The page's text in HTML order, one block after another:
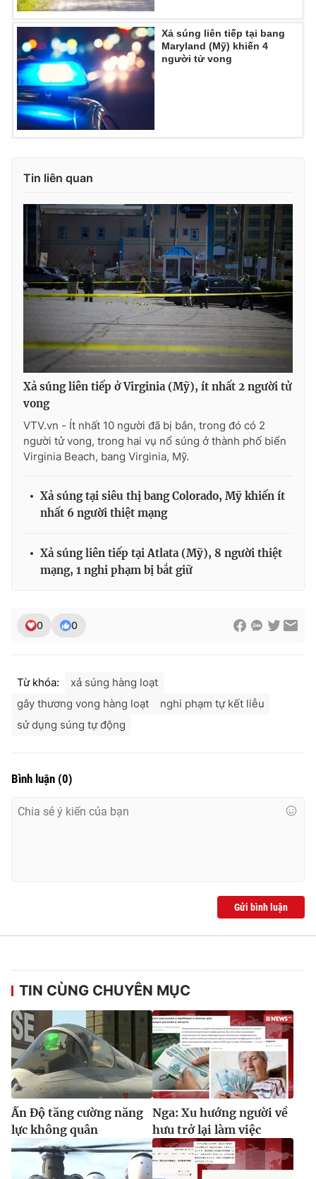
Xả súng liên tiếp tại bang
Maryland (Mỹ) khiến 4
người tử vong
Tin liên quan
Xả súng liên tiếp ở Virginia (Mỹ), ít nhất 2 người tử
vong
VTV.vn - Ít nhất 10 người đã bị bắn, trong đó có 2
người tử vong, trong hai vụ nổ súng ở thành phố biển
Virginia Beach, bang Virginia, Mỹ.
Xả súng tại siêu thị bang Colorado, Mỹ khiến ít
nhất 6 người thiệt mạng
Xả súng liên tiếp tại Atlata (Mỹ), 8 người thiệt
mạng, 1 nghi phạm bị bắt giữ
0 0
Từ khóa:
xả súng hàng loạt
gây thương vong hàng loạt
nghi phạm tự kết liễu
sử dụng súng tự động
Bình luận (0)
Gửi bình luận
TIN CÙNG CHUYÊN MỤC
Ấn Độ tăng cường năng
lực không quân
Nga: Xu hướng người về
hưu trở lại làm việc